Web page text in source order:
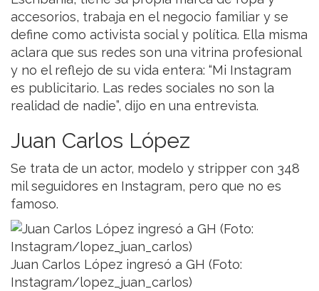
accesorios, trabaja en el negocio familiar y se
define como activista social y política. Ella misma
aclara que sus redes son una vitrina profesional
y no el reflejo de su vida entera: “Mi Instagram
es publicitario. Las redes sociales no son la
realidad de nadie”, dijo en una entrevista.
Juan Carlos López
Se trata de un actor, modelo y stripper con 348
mil seguidores en Instagram, pero que no es
famoso.
Juan Carlos López ingresó a GH (Foto:
Instagram/lopez_juan_carlos)